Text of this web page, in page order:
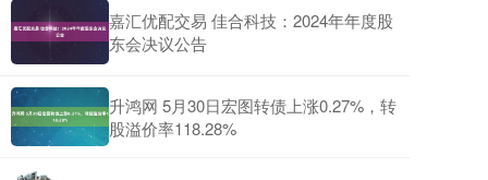
嘉汇优配交易 佳合科技：2024年年度股
东会决议公告
升鸿网 5月30日宏图转债上涨0.27%，转
股溢价率118.28%